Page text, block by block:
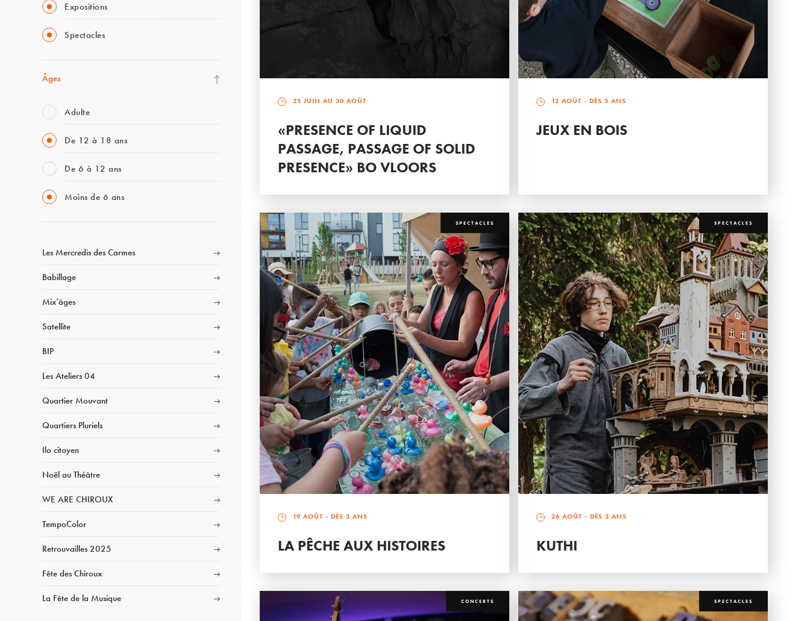
Expositions
Spectacles
Âges
Adulte
De 12 à 18 ans
De 6 à 12 ans
Moins de 6 ans
Les Mercredis des Carmes
Babillage
Mix’âges
Satellite
BIP
Les Ateliers 04
Quartier Mouvant
Quartiers Pluriels
Ilo citoyen
Noël au Théâtre
WE ARE CHIROUX
TempoColor
Retrouvailles 2025
Fête des Chiroux
La Fête de la Musique
25 JUIN AU 30 AOÛT
«PRESENCE OF LIQUID
PASSAGE, PASSAGE OF SOLID
PRESENCE» BO VLOORS
12 AOÛT - DÈS 5 ANS
JEUX EN BOIS
SPECTACLES
19 AOÛT - DÈS 3 ANS
LA PÊCHE AUX HISTOIRES
SPECTACLES
26 AOÛT - DÈS 3 ANS
KUTHI
CONCERTS SPECTACLES